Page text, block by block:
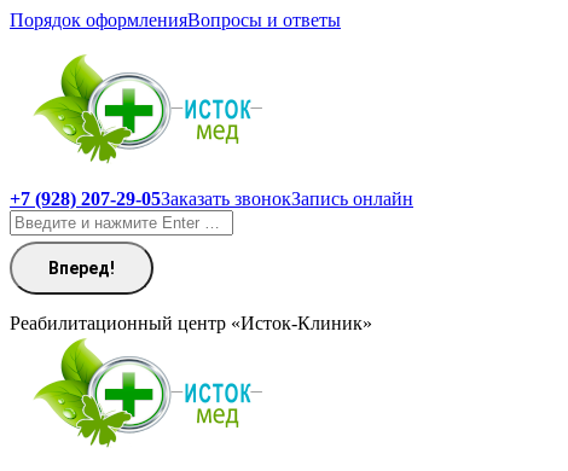
Перейти
содержанию
Порядок оформленияВопросы и ответы
+7 (928) 207-29-05Заказать звонокЗапись онлайн
Поиск:
Реабилитационный центр «Исток-Клиник»